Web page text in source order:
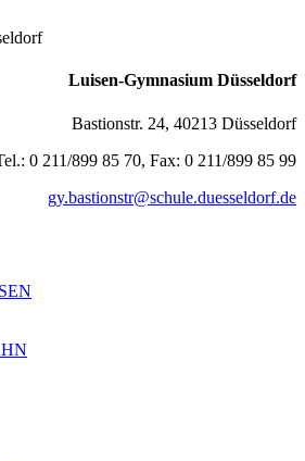
Luisen-Gymnasium Düsseldorf
Bastionstr. 24, 40213 Düsseldorf
0 211/899 85 70, Fax: 0 211/899 85 99
gy.bastionstr@schule.duesseldorf.de